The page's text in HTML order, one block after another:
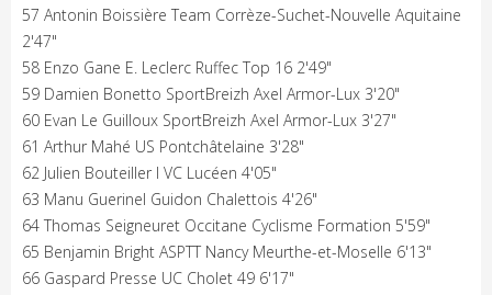
57 Antonin Boissière Team Corrèze-Suchet-Nouvelle Aquitaine
2'47"
58 Enzo Gane E. Leclerc Ruffec Top 16 2'49"
59 Damien Bonetto SportBreizh Axel Armor-Lux 3'20"
60 Evan Le Guilloux SportBreizh Axel Armor-Lux 3'27"
61 Arthur Mahé US Pontchâtelaine 3'28"
62 Julien Bouteiller I VC Lucéen 4'05"
63 Manu Guerinel Guidon Chalettois 4'26"
64 Thomas Seigneuret Occitane Cyclisme Formation 5'59"
65 Benjamin Bright ASPTT Nancy Meurthe-et-Moselle 6'13"
66 Gaspard Presse UC Cholet 49 6'17"